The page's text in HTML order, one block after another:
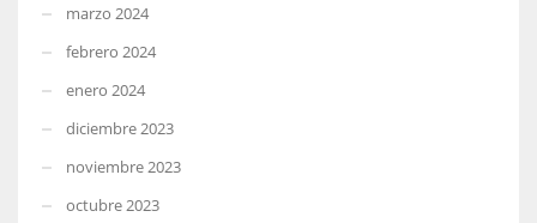
marzo 2024
febrero 2024
enero 2024
diciembre 2023
noviembre 2023
octubre 2023